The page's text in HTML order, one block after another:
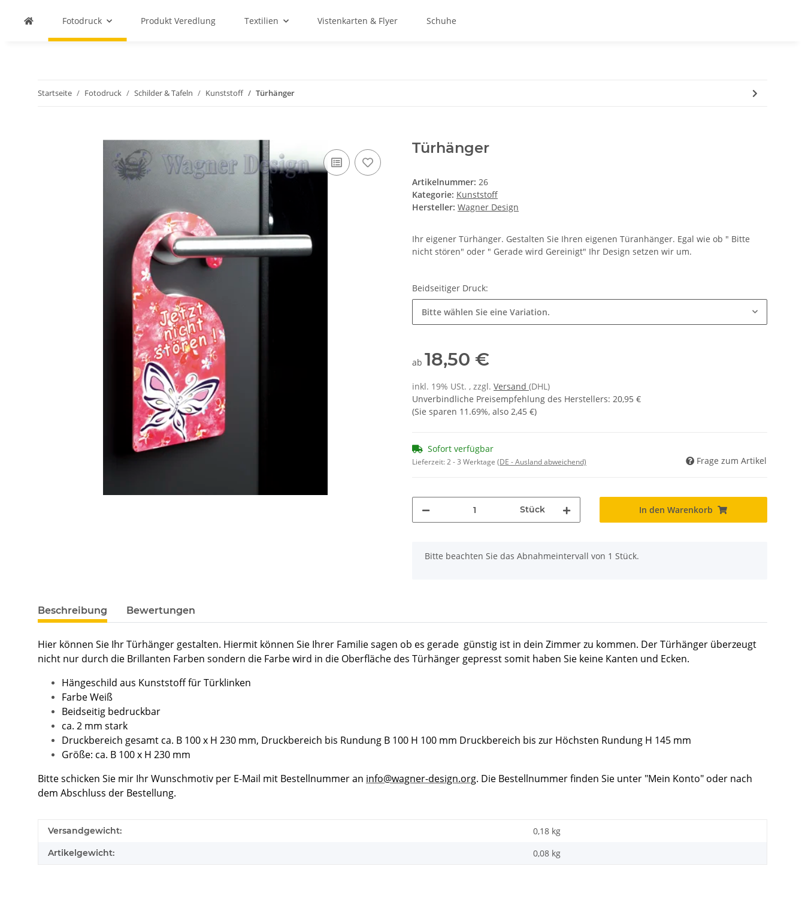
Fotodruck Produkt Veredlung Textilien Vistenkarten & Flyer Schuhe
Startseite Fotodruck Schilder & Tafeln Kunststoff Türhänger
Türhänger
Artikelnummer: 26
Kategorie: Kunststoff
Hersteller: Wagner Design
Ihr eigener Türhänger. Gestalten Sie Ihren eigenen Türanhänger. Egal wie ob " Bitte
nicht stören" oder " Gerade wird Gereinigt" Ihr Design setzen wir um.
Beidseitiger Druck:
Bitte wählen Sie eine Variation.
ab 18,50 €
inkl. 19% USt. , zzgl. Versand (DHL)
Unverbindliche Preisempfehlung des Herstellers: 20,95 €
(Sie sparen 11.69%, also 2,45 €)
Sofort verfügbar
Lieferzeit:2 - 3 Werktage (DE - Ausland abweichend) Frage zum Artikel
Stück In den Warenkorb
x
Bitte beachten Sie das Abnahmeintervall von 1 Stück.
Beschreibung Bewertungen
Hier können Sie Ihr Türhänger gestalten. Hiermit können Sie Ihrer Familie sagen ob es gerade günstig ist in dein Zimmer zu kommen. Der Türhänger überzeugt
nicht nur durch die Brillanten Farben sondern die Farbe wird in die Oberfläche des Türhänger gepresst somit haben Sie keine Kanten und Ecken.
Hängeschild aus Kunststoff für Türklinken
Farbe Weiß
Beidseitig bedruckbar
ca. 2 mm stark
Druckbereich gesamt ca. B 100 x H 230 mm, Druckbereich bis Rundung B 100 H 100 mm Druckbereich bis zur Höchsten Rundung H 145 mm
Größe: ca. B 100 x H 230 mm
Bitte schicken Sie mir Ihr Wunschmotiv per E-Mail mit Bestellnummer an info@wagner-design.org. Die Bestellnummer finden Sie unter "Mein Konto" oder nach
dem Abschluss der Bestellung.
Versandgewicht: 0,18 kg
Artikelgewicht: 0,08 kg